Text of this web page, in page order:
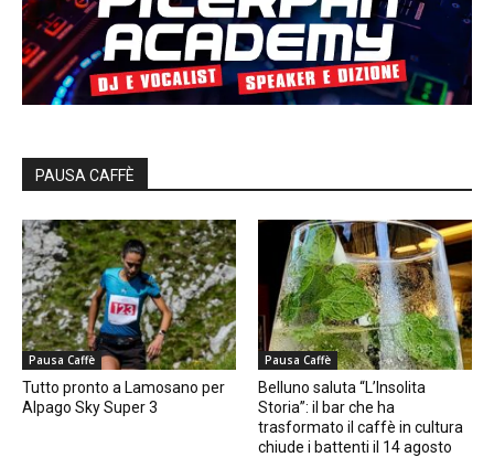
PAUSA CAFFÈ
Pausa Caffè
Tutto pronto a Lamosano per
Alpago Sky Super 3
Pausa Caffè
Belluno saluta “L’Insolita
Storia”: il bar che ha
trasformato il caffè in cultura
chiude i battenti il 14 agosto